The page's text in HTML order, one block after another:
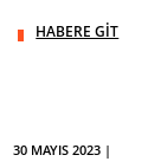
HABERE GİT
30 MAYIS 2023 |